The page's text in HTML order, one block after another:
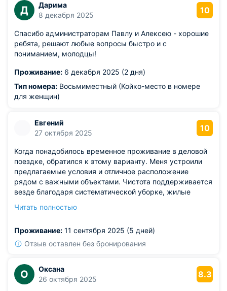
Д
Дарима
8 декабря 2025
10
Спасибо администраторам Павлу и Алексею - хорошие
ребята, решают любые вопросы быстро и с
пониманием, молодцы!
Проживание: 6 декабря 2025 (2 дня)
Тип номера: Восьмиместный (Койко-место в номере
для женщин)
Евгений
27 октября 2025
10
Когда понадобилось временное проживание в деловой
поездке, обратился к этому варианту. Меня устроили
предлагаемые условия и отличное расположение
рядом с важными объектами. Чистота поддерживается
везде благодаря систематической уборке, жилые
раздражающих факторов создает приятную атмосферу
было невелико, люди миролюбивые. Хороший уровень
сервиса обеспечивается профессионализмом
Читать полностью
Проживание: 11 сентября 2025 (5 дней)
Отзыв оставлен без бронирования
О
Оксана
26 октября 2025
8.3